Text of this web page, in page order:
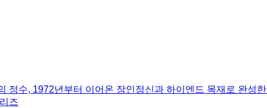
정수, 1972년부터 이어온 장인정신과 하이엔드 목재로 완성
즈